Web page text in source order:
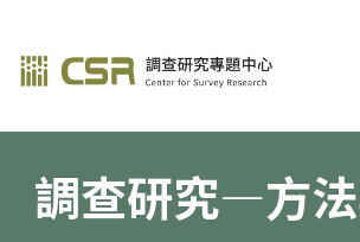
調查研究—方法與應
調查研究—方